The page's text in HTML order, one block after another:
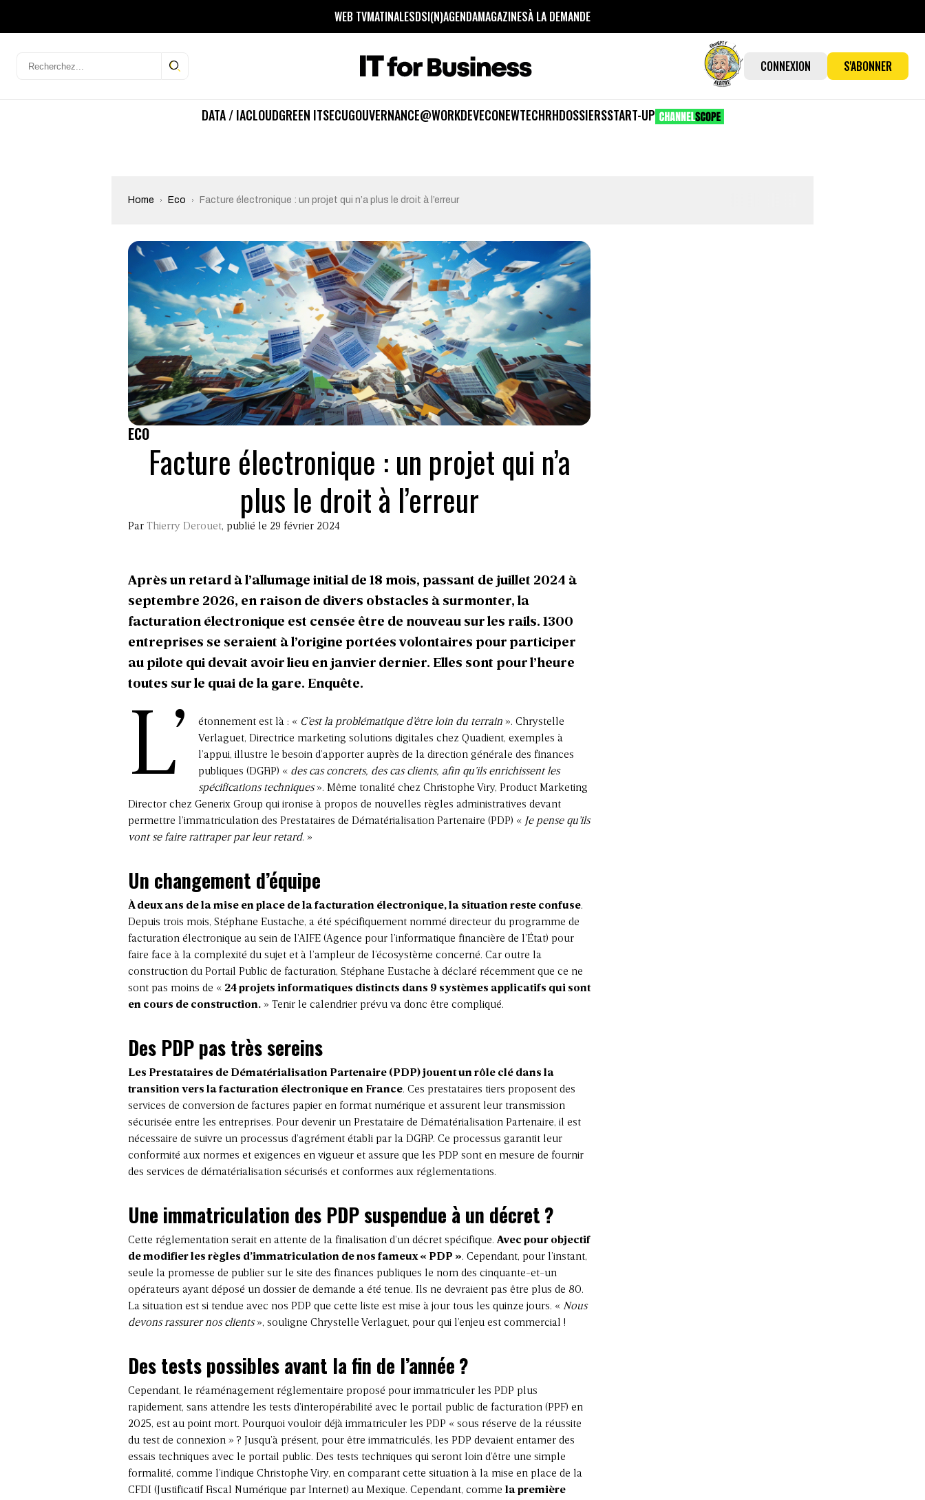
WEB TVMATINALESDSI(N)AGENDAMAGAZINESÀ LA DEMANDE
CONNEXION S'ABONNER
DATA / IACLOUDGREEN ITSECUGOUVERNANCE@WORKDEVECONEWTECHRHDOSSIERSSTART-UP
Home Eco Facture électronique : un projet qui n’a plus le droit à l’erreur
ECO
Facture électronique : un projet qui n’a
plus le droit à l’erreur
Par Thierry Derouet, publié le 29 février 2024
Après un retard à l’allumage initial de 18 mois, passant de juillet 2024 à
septembre 2026, en raison de divers obstacles à surmonter, la
facturation électronique est censée être de nouveau sur les rails. 1300
entreprises se seraient à l’origine portées volontaires pour participer
au pilote qui devait avoir lieu en janvier dernier. Elles sont pour l’heure
toutes sur le quai de la gare. Enquête.
L’ étonnement est là : « C’est la problématique d’être loin du terrain ». Chrystelle
Verlaguet, Directrice marketing solutions digitales chez Quadient, exemples à
l’appui, illustre le besoin d’apporter auprès de la direction générale des finances
publiques (DGFiP) « des cas concrets, des cas clients, afin qu’ils enrichissent les
spécifications techniques». Même tonalité chez Christophe Viry, Product Marketing
Director chez Generix Group qui ironise à propos de nouvelles règles administratives devant
permettre l’immatriculation des Prestataires de Dématérialisation Partenaire (PDP) « Je pense qu’ils
vont se faire rattraper par leur retard. »
Un changement d’équipe
À deux ans de la mise en place de la facturation électronique, la situation reste confuse.
Depuis trois mois, Stéphane Eustache, a été spécifiquement nommé directeur du programme de
facturation électronique au sein de l’AIFE (Agence pour l’informatique financière de l’État) pour
faire face à la complexité du sujet et à l’ampleur de l’écosystème concerné. Car outre la
construction du Portail Public de facturation, Stéphane Eustache à déclaré récemment que ce ne
sont pas moins de « 24 projets informatiques distincts dans 9 systèmes applicatifs qui sont
en cours de construction. » Tenir le calendrier prévu va donc être compliqué.
Des PDP pas très sereins
Les Prestataires de Dématérialisation Partenaire (PDP) jouent un rôle clé dans la
transition vers la facturation électronique en France. Ces prestataires tiers proposent des
services de conversion de factures papier en format numérique et assurent leur transmission
sécurisée entre les entreprises. Pour devenir un Prestataire de Dématérialisation Partenaire, il est
nécessaire de suivre un processus d’agrément établi par la DGFiP. Ce processus garantit leur
conformité aux normes et exigences en vigueur et assure que les PDP sont en mesure de fournir
des services de dématérialisation sécurisés et conformes aux réglementations.
Une immatriculation des PDP suspendue à un décret ?
Cette réglementation serait en attente de la finalisation d’un décret spécifique. Avec pour objectif
de modifier les règles d’immatriculation de nos fameux « PDP ». Cependant, pour l’instant,
seule la promesse de publier sur le site des finances publiques le nom des cinquante-et-un
opérateurs ayant déposé un dossier de demande a été tenue. Ils ne devraient pas être plus de 80.
La situation est si tendue avec nos PDP que cette liste est mise à jour tous les quinze jours. « Nous
devons rassurer nos clients», souligne Chrystelle Verlaguet, pour qui l’enjeu est commercial !
Des tests possibles avant la fin de l’année ?
Cependant, le réaménagement réglementaire proposé pour immatriculer les PDP plus
rapidement, sans attendre les tests d’interopérabilité avec le portail public de facturation (PPF) en
2025, est au point mort. Pourquoi vouloir déjà immatriculer les PDP « sous réserve de la réussite
du test de connexion » ? Jusqu’à présent, pour être immatriculés, les PDP devaient entamer des
essais techniques avec le portail public. Des tests techniques qui seront loin d’être une simple
formalité, comme l’indique Christophe Viry, en comparant cette situation à la mise en place de la
CFDI (Justificatif Fiscal Numérique par Internet) au Mexique. Cependant, comme la première